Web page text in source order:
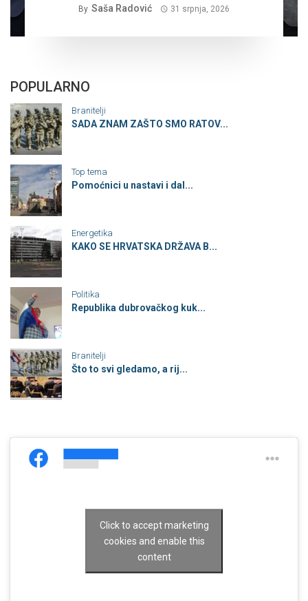
By Saša Radović 31 srpnja, 2026
POPULARNO
Branitelji
SADA ZNAM ZAŠTO SMO RATOV...
Top tema
Pomoćnici u nastavi i dal...
Energetika
KAKO SE HRVATSKA DRŽAVA B...
Politika
Republika dubrovačkog kuk...
Branitelji
Što to svi gledamo, a rij...
Click to accept marketing
cookies and enable this
content